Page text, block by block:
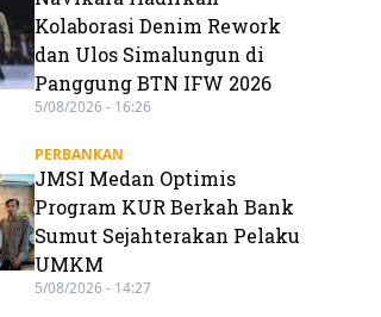
Kolaborasi Denim Rework
dan Ulos Simalungun di
Panggung BTN IFW 2026
5/08/2026 - 16:26
PERBANKAN
JMSI Medan Optimis
Program KUR Berkah Bank
Sumut Sejahterakan Pelaku
UMKM
5/08/2026 - 14:27